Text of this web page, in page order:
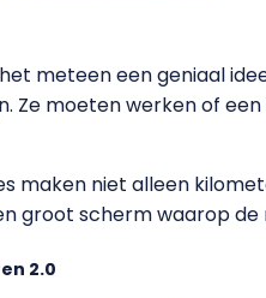
meteen een geniaal
Ze moeten werken of
maken niet alleen
groot scherm waarop
2.0